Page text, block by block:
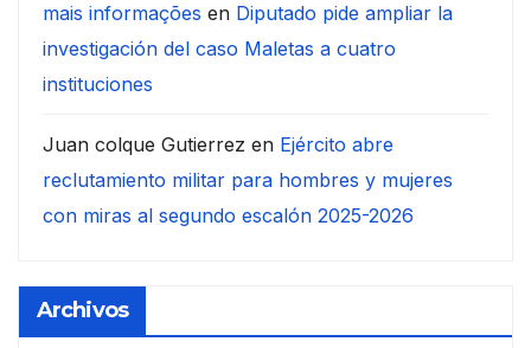
mais informações en Diputado pide ampliar la
investigación del caso Maletas a cuatro
instituciones
Juan colque Gutierrez en Ejército abre
reclutamiento militar para hombres y mujeres
con miras al segundo escalón 2025-2026
Archivos